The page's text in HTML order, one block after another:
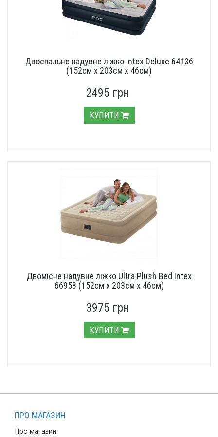
Двоспальне надувне ліжко Intex Deluxe 64136
(152см х 203см х 46см)
2495 грн
КУПИТИ
Двомісне надувне ліжко Ultra Plush Bed Intex
66958 (152см х 203см х 46см)
3975 грн
КУПИТИ
ПРО МАГАЗИН
Про магазин